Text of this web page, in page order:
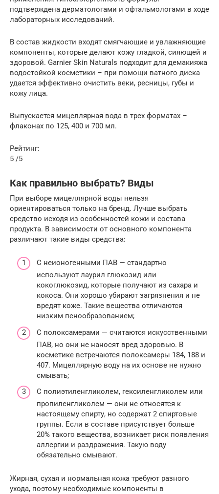
подтверждена дерматологами и офтальмологами в ходе
лабораторных исследований.
В состав жидкости входят смягчающие и увлажняющие
компоненты, которые делают кожу гладкой, сияющей и
здоровой. Garnier Skin Naturals подходит для демакияжа
водостойкой косметики – при помощи ватного диска
удается эффективно очистить веки, ресницы, губы и
кожу лица.
Выпускается мицеллярная вода в трех форматах –
флаконах по 125, 400 и 700 мл.
Рейтинг:
5 /5
Как правильно выбрать? Виды
При выборе мицеллярной воды нельзя
ориентироваться только на бренд. Лучше выбрать
средство исходя из особенностей кожи и состава
продукта. В зависимости от основного компонента
различают такие виды средства:
С неионогенными ПАВ — стандартно
используют лаурил глюкозид или
кокоглюкозид, которые получают из сахара и
кокоса. Они хорошо убирают загрязнения и не
вредят коже. Такие вещества отличаются
низким пенообразованием;
С полоксамерами — считаются искусственными
ПАВ, но они не наносят вред здоровью. В
косметике встречаются полоксамеры 184, 188 и
407. Мицеллярную воду на их основе не нужно
смывать;
С полиэтиленгликолем, гексиленгликолем или
пропиленгликолем — они не относятся к
настоящему спирту, но содержат 2 спиртовые
группы. Если в составе присутствует больше
20% такого вещества, возникает риск появления
аллергии и раздражения. Такую воду
обязательно смывают.
Жирная, сухая и нормальная кожа требуют разного
ухода, поэтому необходимые компоненты в